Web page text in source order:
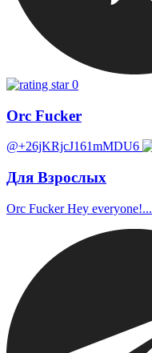
0
Orc Fucker
@+26jKRjcJ161mMDU6
Для Взрослых
Orc Fucker Hey everyone!...